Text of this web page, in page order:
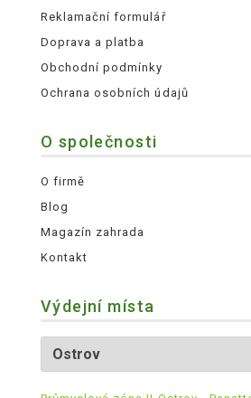
Reklamační formulář
Doprava a platba
Obchodní podmínky
Ochrana osobních údajů
O společnosti
O firmě
Blog
Magazín zahrada
Kontakt
Výdejní místa